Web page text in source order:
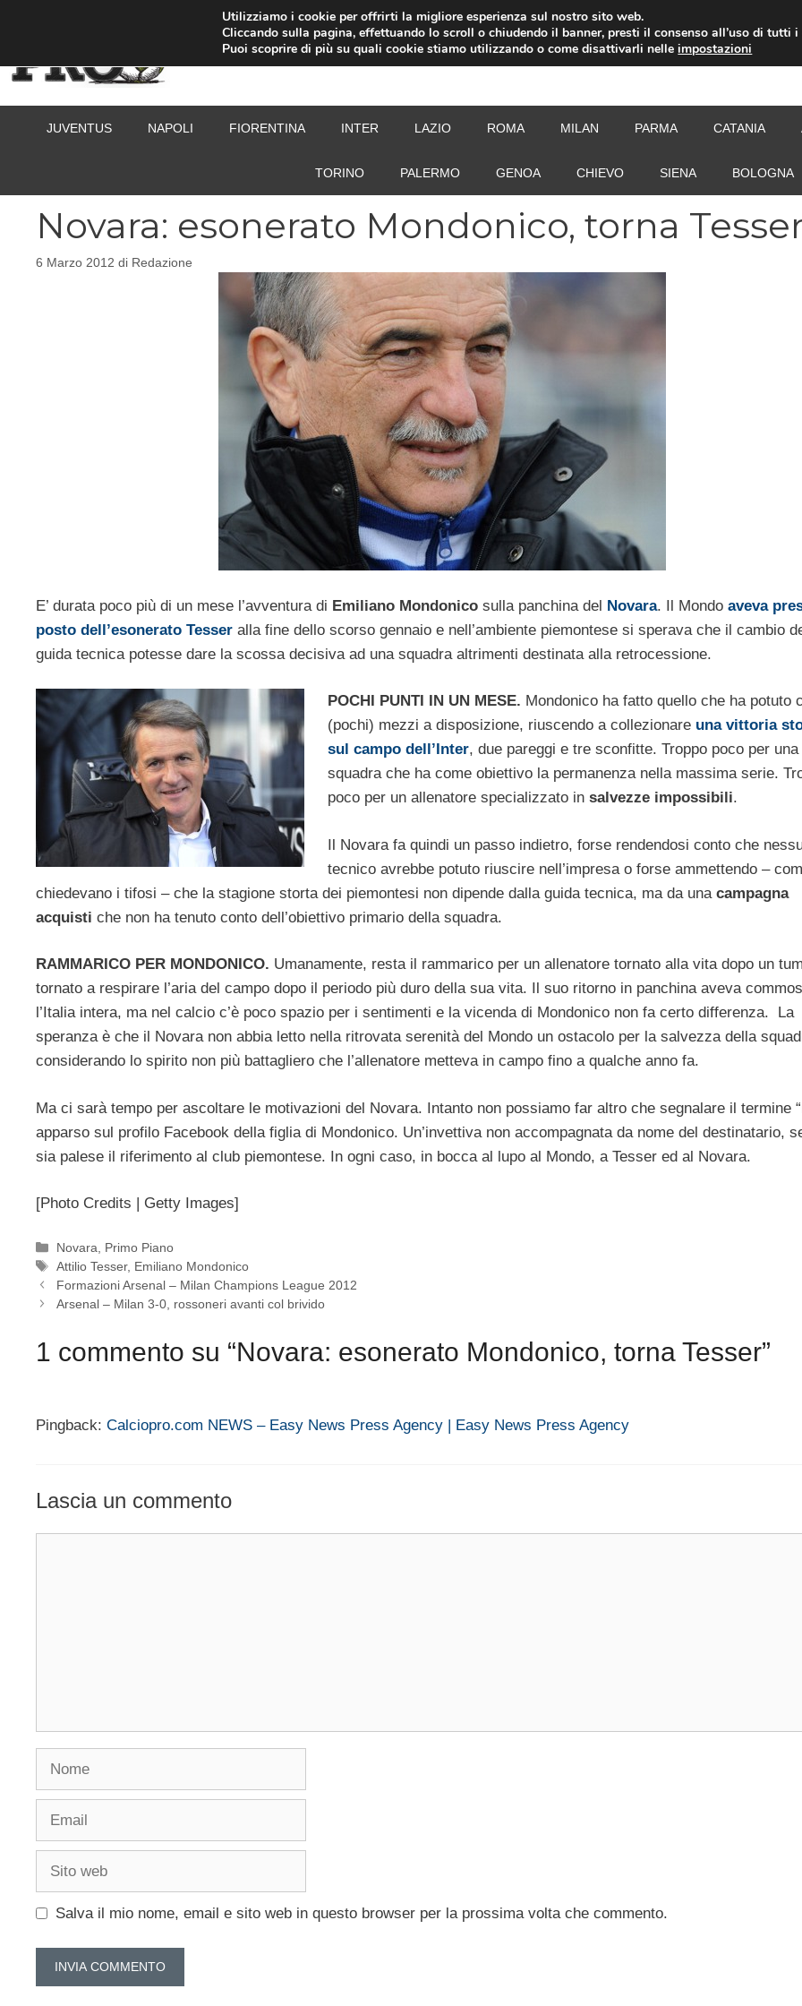
JUVENTUS NAPOLI FIORENTINA INTER LAZIO ROMA MILAN PARMA CATANIA
TORINO PALERMO GENOA CHIEVO SIENA BOLOGNA
Novara: esonerato Mondonico, torna
6 Marzo 2012 di Redazione
E’ durata poco più di un mese l’avventura di Emiliano Mondonico sulla panchina del Novara. Il Mondo aveva
posto dell’esonerato Tesser alla fine dello scorso gennaio e nell’ambiente piemontese si sperava che il cambio
guida tecnica potesse dare la scossa decisiva ad una squadra altrimenti destinata alla retrocessione.
POCHI PUNTI IN UN MESE. Mondonico ha fatto quello che ha potuto
(pochi) mezzi a disposizione, riuscendo a collezionare una vittoria
sul campo dell’Inter, due pareggi e tre sconfitte. Troppo poco per una
squadra che ha come obiettivo la permanenza nella massima serie.
poco per un allenatore specializzato in salvezze impossibili.
Il Novara fa quindi un passo indietro, forse rendendosi conto che
tecnico avrebbe potuto riuscire nell’impresa o forse ammettendo –
chiedevano i tifosi – che la stagione storta dei piemontesi non dipende dalla guida tecnica, ma da una campagna
acquisti che non ha tenuto conto dell’obiettivo primario della squadra.
RAMMARICO PER MONDONICO. Umanamente, resta il rammarico per un allenatore tornato alla vita dopo un
tornato a respirare l’aria del campo dopo il periodo più duro della sua vita. Il suo ritorno in panchina aveva
l’Italia intera, ma nel calcio c’è poco spazio per i sentimenti e la vicenda di Mondonico non fa certo differenza. La
speranza è che il Novara non abbia letto nella ritrovata serenità del Mondo un ostacolo per la salvezza della
considerando lo spirito non più battagliero che l’allenatore metteva in campo fino a qualche anno fa.
Ma ci sarà tempo per ascoltare le motivazioni del Novara. Intanto non possiamo far altro che segnalare il termine
apparso sul profilo Facebook della figlia di Mondonico. Un’invettiva non accompagnata da nome del destinatario,
sia palese il riferimento al club piemontese. In ogni caso, in bocca al lupo al Mondo, a Tesser ed al Novara.
[Photo Credits | Getty Images]
Categorie
Novara
Primo Piano
Tag
Attilio Tesser, Emiliano Mondonico
Formazioni Arsenal – Milan Champions League 2012
Arsenal – Milan 3-0, rossoneri avanti col brivido
1 commento su “Novara: esonerato Mondonico, torna Tesser”
Pingback: Calciopro.com NEWS – Easy News Press Agency | Easy News Press Agency
Lascia un commento
Salva il mio nome, email e sito web in questo browser per la prossima volta che commento.
Utilizziamo i cookie per offrirti la migliore esperienza sul nostro sito web.
Cliccando sulla pagina, effettuando lo scroll o chiudendo il banner, presti il consenso all’uso di tutti i
Puoi scoprire di più su quali cookie stiamo utilizzando o come disattivarli nelleimpostazioni